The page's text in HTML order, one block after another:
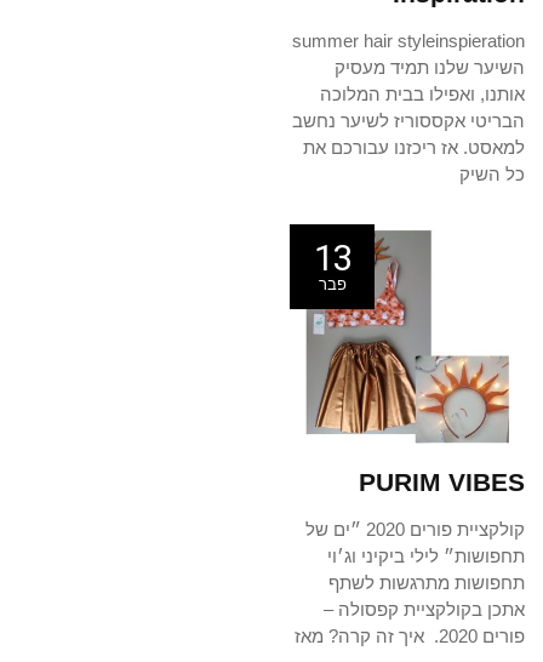
summer hair styleinspieration
השיער שלנו תמיד מעסיק
אותנו, ואפילו בבית המלוכה
הבריטי אקססוריז לשיער נחשב
למאסט. אז ריכזנו עבורכם את
כל השיק
13
פבר
PURIM VIBES
קולקציית פורים 2020 ״ים של
תחפושות״ לילי ביקיני וג׳וי
תחפושות מתרגשות לשתף
אתכן בקולקציית קפסולה –
פורים 2020. איך זה קרה? מאז